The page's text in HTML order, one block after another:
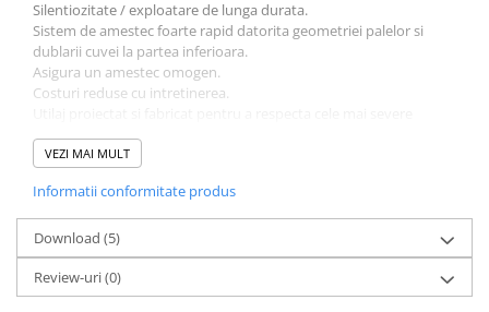
Manusi de lucru
Ochelari de protectie
Electrice si Iluminat
Sisteme fotovoltaice
Constructii
Masini de taiat
Masini de taiat beton / asfalt
Masini de taiat gresie / faianta
Masini de taiat caramida
Motodebitatoare
Silentiozitate / exploatare de lunga durata.
Sistem de amestec foarte rapid datorita geometriei palelor si
dublarii cuvei la partea inferioara.
Asigura un amestec omogen.
Costuri reduse cu intretinerea.
norme de calitate si siguranta.
Betoniera se poate demonta cu usurinta pentru a ocupa spatiu
Date tehnice:
Tensiune alimentare:
Putere motor:1000 W
Capacitate brut / net:
Diametru vas:702 mm
VEZI MAI MULT
Informatii conformitate produs
Download (5)
Review-uri(0)